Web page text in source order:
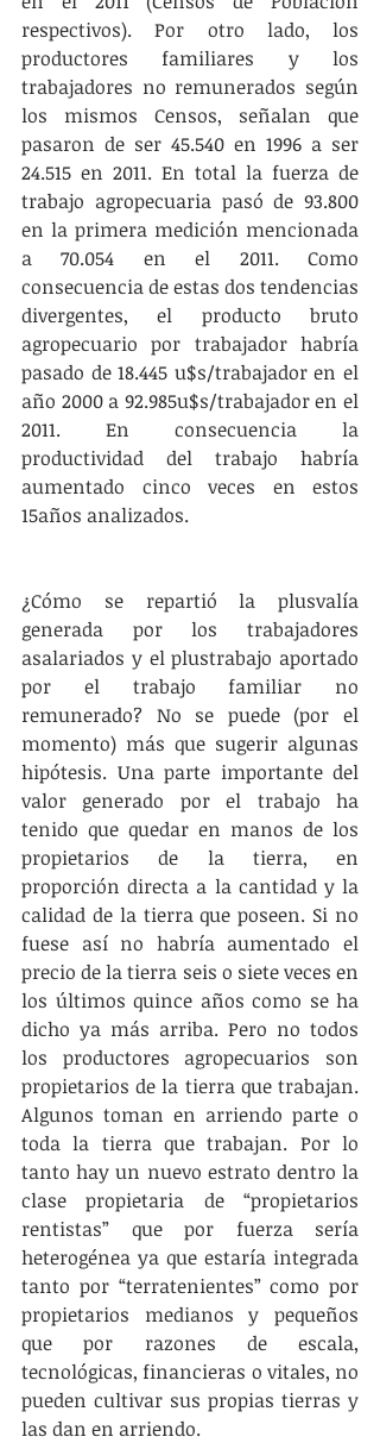
respectivos). Por otro lado, los
productores familiares y los
trabajadores no remunerados según
los mismos Censos, señalan que
pasaron de ser 45.540 en 1996 a ser
24.515 en 2011. En total la fuerza de
trabajo agropecuaria pasó de 93.800
en la primera medición mencionada
a 70.054 en el 2011. Como
consecuencia de estas dos tendencias
divergentes, el producto bruto
agropecuario por trabajador habría
pasado de 18.445 u$s/trabajador en el
año 2000 a 92.985u$s/trabajador en el
2011. En consecuencia la
productividad del trabajo habría
aumentado cinco veces en estos
15años analizados.
¿Cómo se repartió la plusvalía
generada por los trabajadores
asalariados y el plustrabajo aportado
por el trabajo familiar no
remunerado? No se puede (por el
momento) más que sugerir algunas
hipótesis. Una parte importante del
valor generado por el trabajo ha
tenido que quedar en manos de los
propietarios de la tierra, en
proporción directa a la cantidad y la
calidad de la tierra que poseen. Si no
fuese así no habría aumentado el
precio de la tierra seis o siete veces en
los últimos quince años como se ha
dicho ya más arriba. Pero no todos
los productores agropecuarios son
propietarios de la tierra que trabajan.
Algunos toman en arriendo parte o
toda la tierra que trabajan. Por lo
tanto hay un nuevo estrato dentro la
clase propietaria de “propietarios
rentistas” que por fuerza sería
heterogénea ya que estaría integrada
tanto por “terratenientes” como por
propietarios medianos y pequeños
que por razones de escala,
tecnológicas, financieras o vitales, no
pueden cultivar sus propias tierras y
las dan en arriendo.